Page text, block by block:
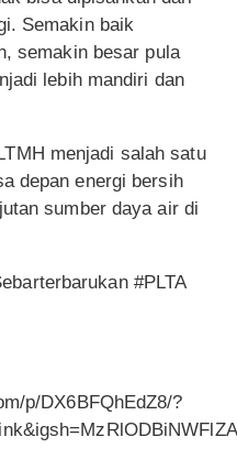
Semakin baik
semakin besar pula
lebih mandiri dan
menjadi salah satu
depan energi bersih
sumber daya air di
#PLTA
p/DX6BFQhEdZ8/?